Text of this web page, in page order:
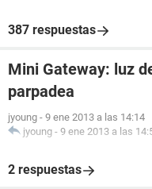
387 respuestas
Mini Gateway: luz
parpadea
jyoung - 9 ene 2013 a las 14:14
jyoung - 9 ene 2013 a las
2 respuestas